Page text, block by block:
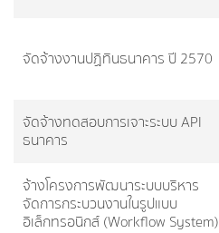
จัดจ้างงานปฏิทินธนาคาร ปี 2570
จัดจ้างทดสอบการเจาะระบบ API
ธนาคาร
จ้างโครงการพัฒนาระบบบริหาร
จัดการกระบวนงานในรูปแบบ
อิเล็กทรอนิกส์ (Workflow System)